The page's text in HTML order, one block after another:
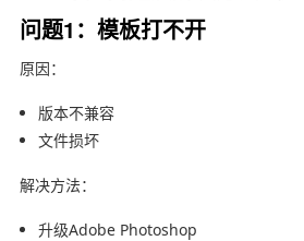
问题1：模板打不开
原因：
版本不兼容
文件损坏
解决方法：
升级Adobe Photoshop